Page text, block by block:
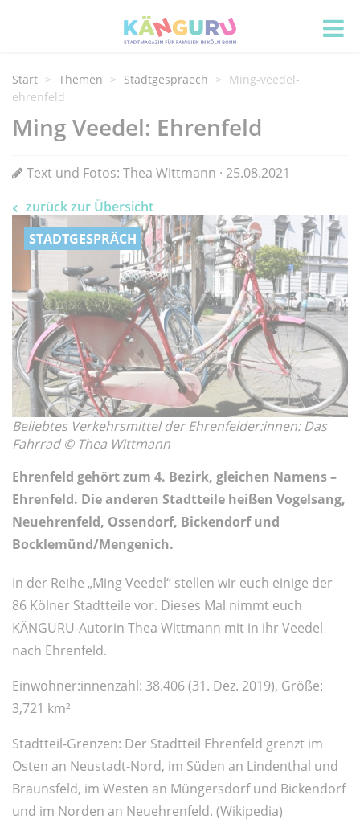
Start Themen Stadtgespraech
Ming-veedel-
ehrenfeld
Ming Veedel: Ehrenfeld
Text und Fotos: Thea Wittmann · 25.08.2021
zurück zur Übersicht
STADTGESPRÄCH
Beliebtes Verkehrsmittel der Ehrenfelder:innen: Das
Fahrrad © Thea Wittmann
Ehrenfeld gehört zum 4. Bezirk, gleichen Namens –
Ehrenfeld. Die anderen Stadtteile heißen Vogelsang,
Neuehrenfeld, Ossendorf, Bickendorf und
Bocklemünd/Mengenich.
In der Reihe „Ming Veedel“ stellen wir euch einige der
86 Kölner Stadtteile vor. Dieses Mal nimmt euch
KÄNGURU-Autorin Thea Wittmann mit in ihr Veedel
nach Ehrenfeld.
Einwohner:innenzahl: 38.406 (31. Dez. 2019), Größe:
3,721 km²
Stadtteil-Grenzen: Der Stadtteil Ehrenfeld grenzt im
Osten an Neustadt-Nord, im Süden an Lindenthal und
Braunsfeld, im Westen an Müngersdorf und Bickendorf
und im Norden an Neuehrenfeld. (Wikipedia)